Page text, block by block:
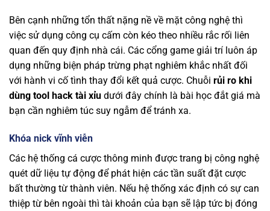
Bên cạnh những tổn thất nặng nề về mặt công nghệ thì
việc sử dụng công cụ cấm còn kéo theo nhiều rắc rối liên
quan đến quy định nhà cái. Các cổng game giải trí luôn áp
dụng những biện pháp trừng phạt nghiêm khắc nhất đối
với hành vi cố tình thay đổi kết quả cược. Chuỗi rủi ro khi
dùng tool hack tài xỉu dưới đây chính là bài học đắt giá mà
bạn cần nghiêm túc suy ngẫm để tránh xa.
Khóa nick vĩnh viễn
Các hệ thống cá cược thông minh được trang bị công nghệ
quét dữ liệu tự động để phát hiện các tần suất đặt cược
bất thường từ thành viên. Nếu hệ thống xác định có sự can
thiệp từ bên ngoài thì tài khoản của bạn sẽ lập tức bị đóng